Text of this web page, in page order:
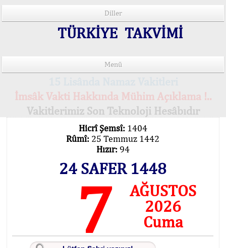
Diller
TÜRKİYE TAKVİMİ
Menü
İmsâk Vakti Hakkında Mühim Açıklama !..
Vakitlerimiz Son Teknoloji Hesâbıdır
Hicrî Şemsî: 1404
Rûmî: 25 Temmuz 1442
Hızır: 94
24 SAFER 1448
7
AĞUSTOS
2026
Cuma